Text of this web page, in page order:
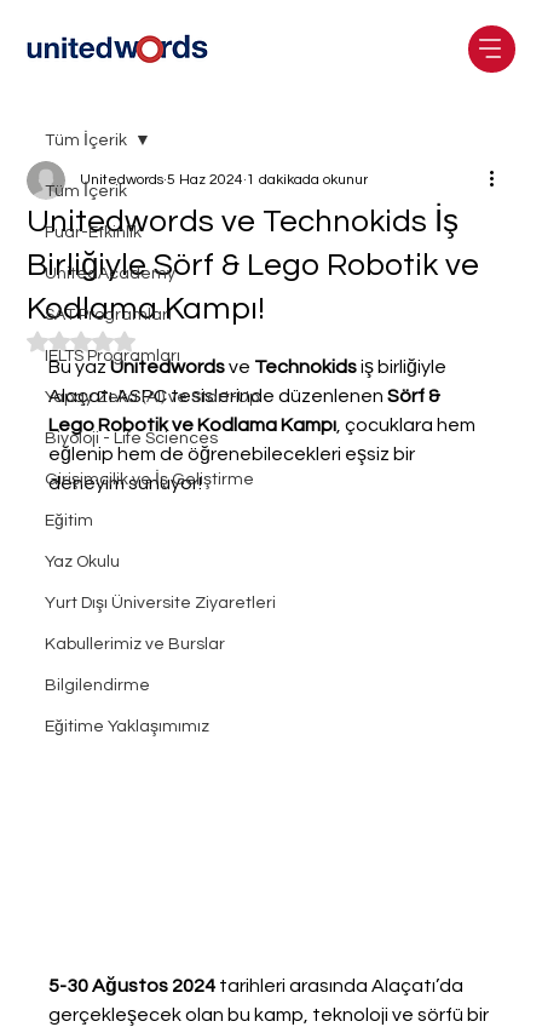
Tüm İçerik
Fuar-Etkinlik
UnitedAcademy
SAT Programları
IELTS Programları
Yapay Zeka (AI) ve Start-Up
Biyoloji - Life Sciences
Girişimcilik ve İş Geliştirme
Eğitim
Yaz Okulu
Yurt Dışı Üniversite Ziyaretleri
Kabullerimiz ve Burslar
Bilgilendirme
Eğitime Yaklaşımımız
Tüm İçerik
Unitedwords ve Technokids İş
Birliğiyle Sörf & Lego Robotik ve
Kodlama Kampı!
Unitedwords 5 Haz 2024 1 dakikada okunur
5 üzerinden NaN yıldız
Bu yaz Unitedwords ve Technokids iş birliğiyle
Alaçatı ASPC tesislerinde düzenlenen Sörf &
Lego Robotik ve Kodlama Kampı , çocuklara hem
eğlenip hem de öğrenebilecekleri eşsiz bir
deneyim sunuyor!
5-30 Ağustos 2024 tarihleri arasında Alaçatı’da
gerçekleşecek olan bu kamp, teknoloji ve sörfü bir